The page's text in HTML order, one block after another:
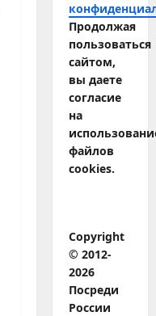
Продолжая
пользоваться
сайтом,
вы даете
согласие
на
файлов
cookies.
Copyright
© 2012-
2026
Посреди
России